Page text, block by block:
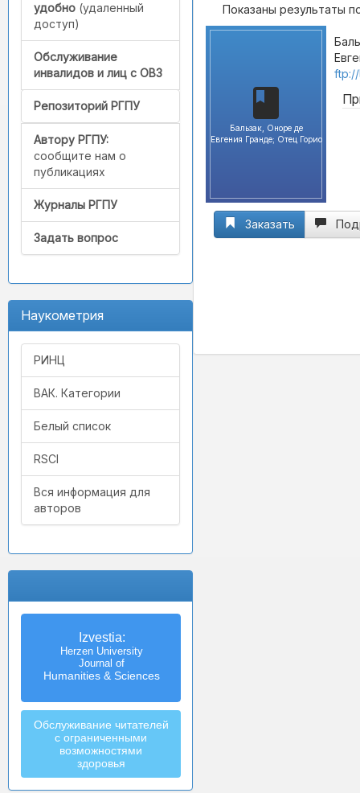
удобно (удаленный
доступ)
Обслуживание
инвалидов и лиц с ОВЗ
Репозиторий РГПУ
Автору РГПУ:
сообщите нам о
публикациях
Журналы РГПУ
Задать вопрос
Наукометрия
РИНЦ
ВАК. Категории
Белый список
RSCI
Вся информация для
авторов
Izvestia:
Herzen University
Journal of
Humanities & Sciences
Обслуживание читателей
с ограниченными
возможностями
здоровья
Показаны результаты
Бальзак, Оноре де
Евгения Гранде; Отец Горио
Заказать